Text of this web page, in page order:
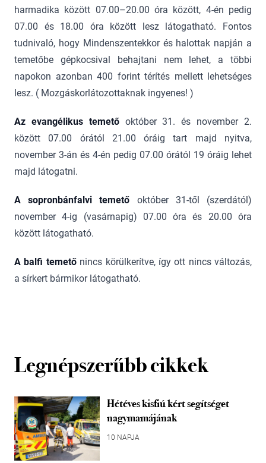
harmadika között 07.00–20.00 óra között, 4-én pedig
07.00 és 18.00 óra között lesz látogatható. Fontos
tudnivaló, hogy Mindenszentekkor és halottak napján a
temetőbe gépkocsival behajtani nem lehet, a többi
napokon azonban 400 forint térítés mellett lehetséges
lesz. ( Mozgáskorlátozottaknak ingyenes! )
Az evangélikus temető október 31. és november 2.
között 07.00 órától 21.00 óráig tart majd nyitva,
november 3-án és 4-én pedig 07.00 órától 19 óráig lehet
majd látogatni.
A sopronbánfalvi temető október 31-től (szerdától)
november 4-ig (vasárnapig) 07.00 óra és 20.00 óra
között látogatható.
A balfi temetőnincs körülkerítve, így ott nincs változás,
a sírkert bármikor látogatható.
Legnépszerűbb cikkek
Hétéves kisfiú kért segítséget
nagymamájának
10 NAPJA